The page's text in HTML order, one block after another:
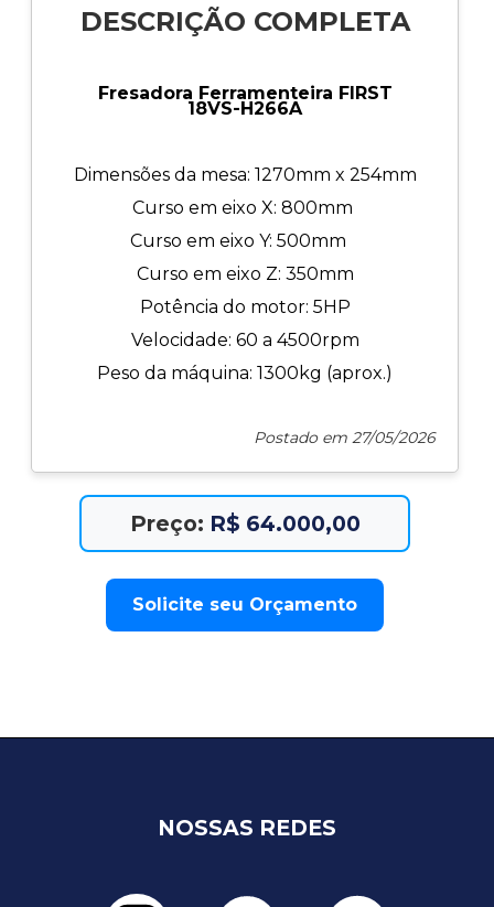
DESCRIÇÃO COMPLETA
Fresadora Ferramenteira FIRST
18VS-H266A
Dimensões da mesa: 1270mm x 254mm
Curso em eixo X: 800mm
Curso em eixo Y: 500mm
Curso em eixo Z: 350mm
Potência do motor: 5HP
Velocidade: 60 a 4500rpm
Peso da máquina: 1300kg (aprox.)
Postado em 27/05/2026
Preço: R$ 64.000,00
Solicite seu Orçamento
NOSSAS REDES